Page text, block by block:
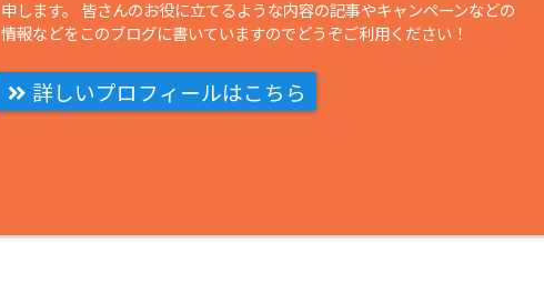
申します。 皆さんのお役に立てるような内容の記事やキャンペーンなどの
情報などをこのブログに書いていますのでどうぞご利用ください！
詳しいプロフィールはこちら